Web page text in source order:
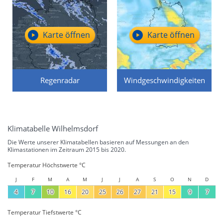
Regenradar
Karte öffnen
Windgeschwindigkeiten
Karte öffnen
Klimatabelle Wilhelmsdorf
Die Werte unserer Klimatabellen basieren auf Messungen an den
Klimastationen im Zeitraum 2015 bis 2020.
Temperatur Höchstwerte °C
J F M A M J J A S O N D
4 7 10 16 20 25 26 27 21 15 9 7
Temperatur Tiefstwerte °C